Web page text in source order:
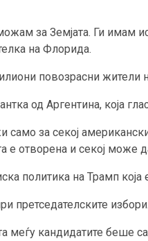
за Земјата. Ги имам
на Флорида.
повозрасни
од Аргентина, која
само за секој
е отворена и секој може
политика на Трамп
претседателските
меѓу кандидатите беше